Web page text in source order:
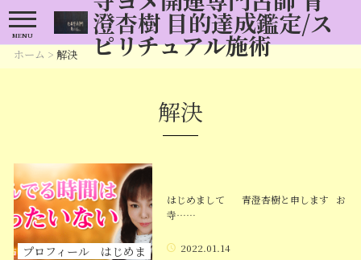
澄杏樹 目的達成鑑定/ス
ピリチュアル施術
MENU
ホーム > 解決
解決
プロフィール はじめま
はじめまして 青澄杏樹と申します お
寺……
2022.01.14